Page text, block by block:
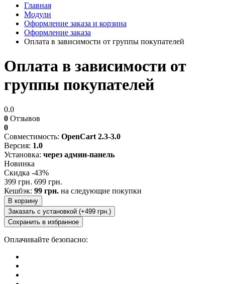
Главная
Модули
Оформление заказа и корзина
Оформление заказа
Оплата в зависимости от группы покупателей
Оплата в зависимости от
группы покупателей
0.0
0 Отзывов
0
Совместимость: OpenCart 2.3-3.0
Версия: 1.0
Установка: через админ-панель
Новинка
Скидка -43%
399 грн. 699 грн.
Кешбэк: 99 грн. на следующие покупки
В корзину
Заказать с установкой (+499 грн.)
Сохранить в избранное
Оплачивайте безопасно: